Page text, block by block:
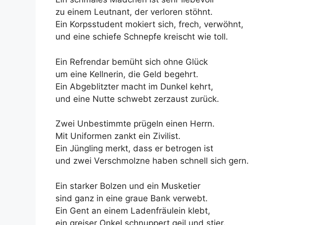
zu einem Leutnant, der verloren stöhnt.
Ein Korpsstudent mokiert sich, frech, verwöhnt,
und eine schiefe Schnepfe kreischt wie toll.
Ein Refrendar bemüht sich ohne Glück
um eine Kellnerin, die Geld begehrt.
Ein Abgeblitzter macht im Dunkel kehrt,
und eine Nutte schwebt zerzaust zurück.
Zwei Unbestimmte prügeln einen Herrn.
Mit Uniformen zankt ein Zivilist.
Ein Jüngling merkt, dass er betrogen ist
und zwei Verschmolzne haben schnell sich gern.
Ein starker Bolzen und ein Musketier
sind ganz in eine graue Bank verwebt.
Ein Gent an einem Ladenfräulein klebt,
ein greiser Onkel schnuppert geil und stier.